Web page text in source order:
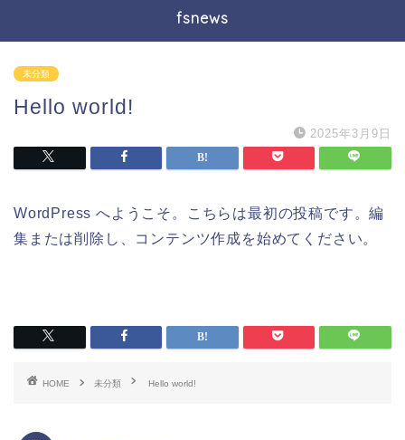
fsnews
未分類
Hello world!
2025年3月9日
WordPress へようこそ。こちらは最初の投稿です。編
集または削除し、コンテンツ作成を始めてください。
HOME 未分類 Hello world!